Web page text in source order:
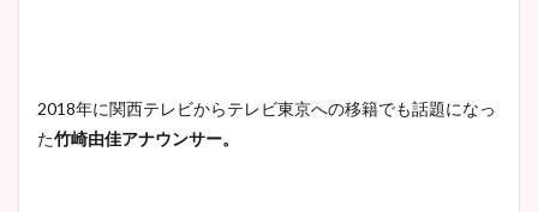
2018年に関西テレビからテレビ東京への移籍でも話題になっ
た竹崎由佳アナウンサー。